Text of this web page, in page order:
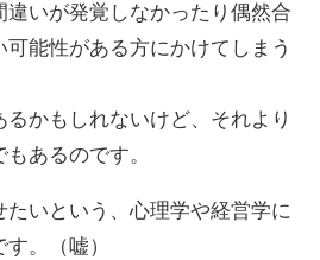
違いが発覚しなかったり偶然合
能性がある方にかけてしまう
かもしれないけど、それより
あるのです。
たいという、心理学や経営学に
。（嘘）